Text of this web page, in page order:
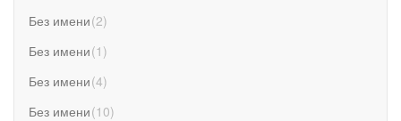
Без имени(2)
Без имени(1 )
Без имени(4)
Без имени(10)